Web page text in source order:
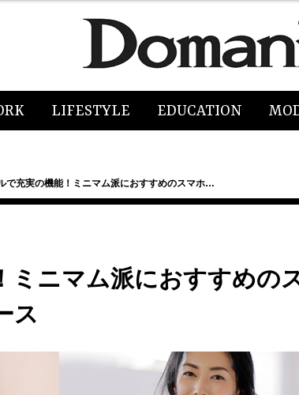
LIFESTYLE EDUCATION
で充実の機能！ミニマム派におすすめのスマホ…
ミニマム派におすすめの
ス